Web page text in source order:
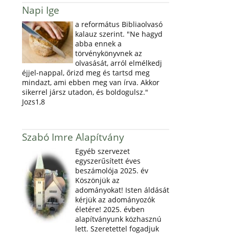
Napi Ige
a református Bibliaolvasó
kalauz szerint. "Ne hagyd
abba ennek a
törvénykönyvnek az
olvasását, arról elmélkedj
éjjel-nappal, őrizd meg és tartsd meg
mindazt, ami ebben meg van írva. Akkor
sikerrel jársz utadon, és boldogulsz."
Jozs1,8
Szabó Imre Alapítvány
Egyéb szervezet
egyszerűsített éves
beszámolója 2025. év
Köszönjük az
adományokat! Isten áldását
kérjük az adományozók
életére! 2025. évben
alapítványunk közhasznú
lett. Szeretettel fogadjuk